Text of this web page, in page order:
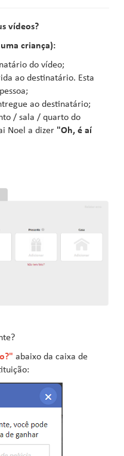
vídeos?
criança):
do vídeo;
ao destinatário. Esta
ao destinatário;
/ sala / quarto do
Noel a dizer "Oh, é aí
abaixo da caixa de